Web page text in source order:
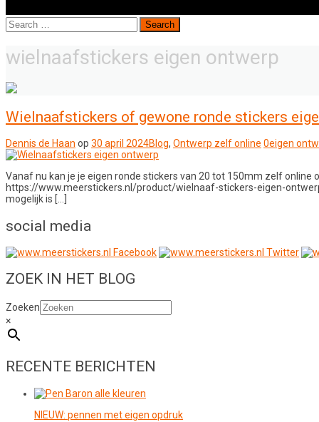
Search
for:
wielnaafstickers eigen ontwerp
Wielnaafstickers of gewone ronde stickers
Dennis de Haan op 30 april 2024Blog, Ontwerp zelf online 0eigen
Vanaf nu kan je je eigen ronde stickers van 20 tot 150mm zelf
https://www.meerstickers.nl/product/wielnaaf-stickers-eigen-
mogelijk is […]
social media
ZOEK IN HET BLOG
Zoeken
×
RECENTE BERICHTEN
NIEUW: pennen met eigen opdruk